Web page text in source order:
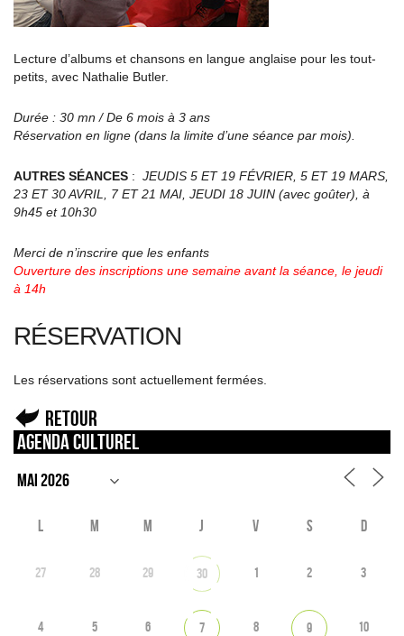
Lecture d’albums et chansons en langue anglaise pour les tout-
petits, avec Nathalie Butler.
Durée : 30 mn / De 6 mois à 3 ans
Réservation en ligne (dans la limite d’une séance par mois).
AUTRES SÉANCES : JEUDIS 5 ET 19 FÉVRIER, 5 ET 19 MARS,
23 ET 30 AVRIL, 7 ET 21 MAI, JEUDI 18 JUIN (avec goûter), à
9h45 et 10h30
Merci de n’inscrire que les enfants
Ouverture des inscriptions une semaine avant la séance, le jeudi
à 14h
RÉSERVATION
Les réservations sont actuellement fermées.
Retour
Agenda culturel
L M M J V S D
27 28 29 30 1 2 3
4 5 6 7 8 9 10